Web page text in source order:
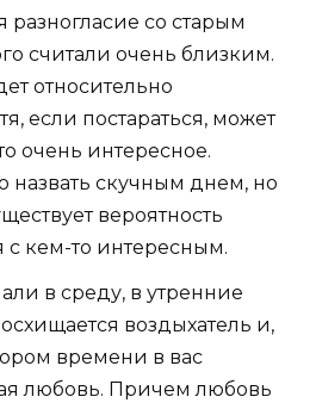
разногласие со старым
считали очень близким.
относительно
если постараться, может
очень интересное.
назвать скучным днем, но
вероятность
с кем-то интересным.
в среду, в утренние
воздыхатель и,
времени в вас
любовь. Причем любовь